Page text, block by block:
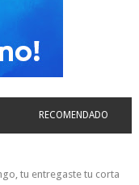
RECOMENDADO
tu entregaste tu corta